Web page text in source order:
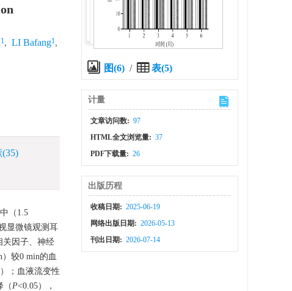
1, LI Bafang1,
(35)
（1.5
显微镜观测耳
关因子、神经
较0 min的血
；血液流变性
（P<0.05），
图(6) / 表(5)
计量
文章访问数: 97
HTML全文浏览量: 37
PDF下载量: 26
出版历程
收稿日期: 2025-06-19
网络出版日期: 2026-05-13
刊出日期: 2026-07-14